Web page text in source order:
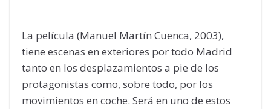
La película (Manuel Martín Cuenca, 2003),
tiene escenas en exteriores por todo Madrid
tanto en los desplazamientos a pie de los
protagonistas como, sobre todo, por los
movimientos en coche. Será en uno de estos